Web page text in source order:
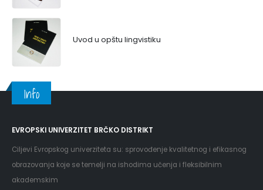
Uvod u opštu lingvistiku
Info
EVROPSKI UNIVERZITET BRČKO DISTRIKT
Ciljevi Evropskog univerziteta su: sprovođenje kvalitetnog i efikasnog
obrazovanja koje se temelji na ishodima učenja i fleksibilnim
akademskim